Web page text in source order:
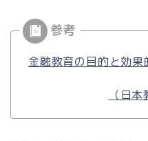
金融教育の目的と効
（日